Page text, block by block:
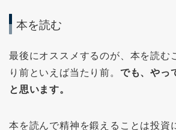
本を読む
最後にオススメするのが、本を読む
り前といえば当たり前。 でも、やっ
と思います。
本を読んで精神を鍛えることは投資